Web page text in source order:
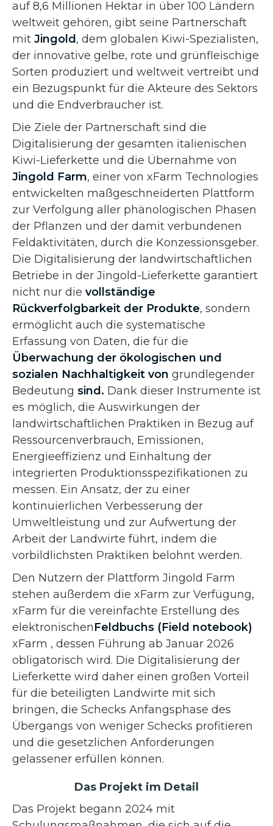
auf 8,6 Millionen Hektar in über 100 Ländern
weltweit gehören, gibt seine Partnerschaft
mit Jingold , dem globalen Kiwi-Spezialisten,
der innovative gelbe, rote und grünfleischige
Sorten produziert und weltweit vertreibt und
ein Bezugspunkt für die Akteure des Sektors
und die Endverbraucher ist.
Die Ziele der Partnerschaft sind die
Digitalisierung der gesamten italienischen
Kiwi-Lieferkette und die Übernahme von
Jingold Farm, einer von xFarm Technologies
entwickelten maßgeschneiderten Plattform
zur Verfolgung aller phänologischen Phasen
der Pflanzen und der damit verbundenen
Feldaktivitäten, durch die Konzessionsgeber.
Die Digitalisierung der landwirtschaftlichen
Betriebe in der Jingold-Lieferkette garantiert
nicht nur die vollständige
Rückverfolgbarkeit der Produkte, sondern
ermöglicht auch die systematische
Erfassung von Daten, die für die
Überwachung der ökologischen und
sozialen Nachhaltigkeit von grundlegender
Bedeutung sind. Dank dieser Instrumente ist
es möglich, die Auswirkungen der
landwirtschaftlichen Praktiken in Bezug auf
Ressourcenverbrauch, Emissionen,
Energieeffizienz und Einhaltung der
integrierten Produktionsspezifikationen zu
messen. Ein Ansatz, der zu einer
kontinuierlichen Verbesserung der
Umweltleistung und zur Aufwertung der
Arbeit der Landwirte führt, indem die
vorbildlichsten Praktiken belohnt werden.
Den Nutzern der Plattform Jingold Farm
stehen außerdem die xFarm zur Verfügung,
xFarm für die vereinfachte Erstellung des
elektronischenFeldbuchs (Field notebook)
xFarm , dessen Führung ab Januar 2026
obligatorisch wird. Die Digitalisierung der
Lieferkette wird daher einen großen Vorteil
für die beteiligten Landwirte mit sich
bringen, die Schecks Anfangsphase des
Übergangs von weniger Schecks profitieren
und die gesetzlichen Anforderungen
gelassener erfüllen können.
Das Projekt im Detail
Das Projekt begann 2024 mit